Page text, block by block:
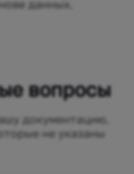
данных.
вопросы
документацию,
не указаны